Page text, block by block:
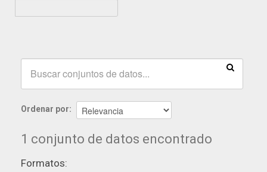
Ordenar por
1 conjunto de datos encontrado
Formatos: